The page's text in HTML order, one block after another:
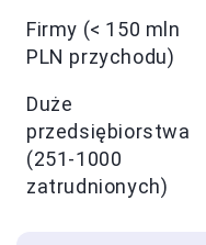
Firmy (< 150 mln
PLN przychodu)
Duże
przedsiębiorstwa
(251-1000
zatrudnionych)